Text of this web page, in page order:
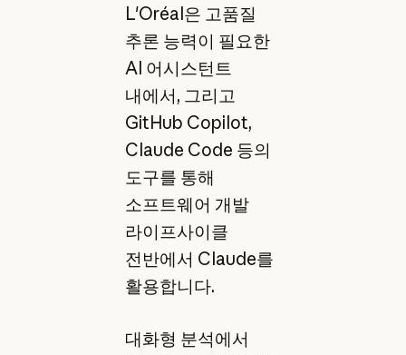
L'Oréal은 고품질
추론 능력이 필요한
AI 어시스턴트
내에서, 그리고
GitHub Copilot,
Claude Code 등의
도구를 통해
소프트웨어 개발
라이프사이클
전반에서 Claude를
활용합니다.
대화형 분석에서